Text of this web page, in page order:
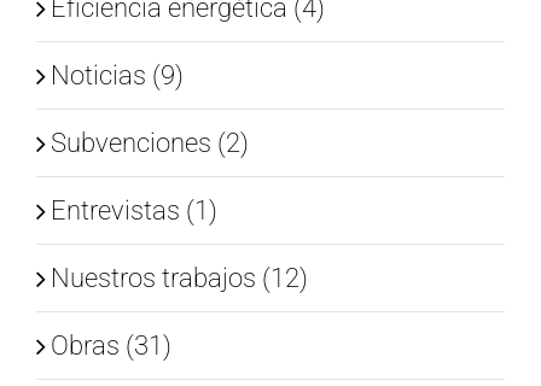
Eficiencia energética (4)
Noticias (9)
Subvenciones (2)
Entrevistas (1)
Nuestros trabajos (12)
Obras (31)